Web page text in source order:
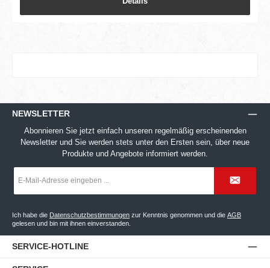
NEWSLETTER
Abonnieren Sie jetzt einfach unseren regelmäßig erscheinenden
Newsletter und Sie werden stets unter den Ersten sein, über neue
Produkte und Angebote informiert werden.
Mail-
*
Ich habe die Datenschutzbestimmungen zur Kenntnis genommen und die AGB
gelesen und bin mit ihnen einverstanden.
SERVICE-HOTLINE